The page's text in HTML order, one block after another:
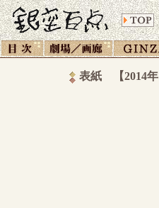
表紙 【2014年